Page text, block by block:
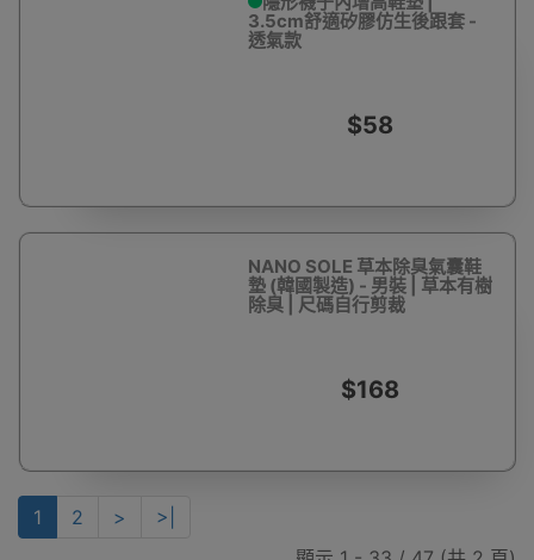
3.5cm舒適矽膠仿生後跟套 -
透氣款
$58
NANO SOLE 草本除臭氣囊鞋
墊 (韓國製造) - 男裝 | 草本有樹
除臭 | 尺碼自行剪裁
$168
1 2 >
>|